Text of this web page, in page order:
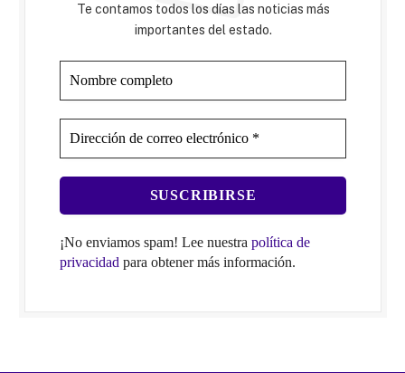
Te contamos todos los días las noticias más
importantes del estado.
¡No enviamos spam! Lee nuestra política de
privacidad para obtener más información.